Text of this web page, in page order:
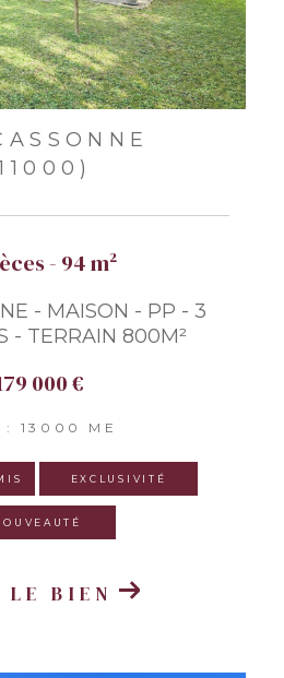
- 94 m²
- MAISON - PP - 3
- TERRAIN 800M²
000 €
: 13000 ME
EXCLUSIVITÉ
LE BIEN